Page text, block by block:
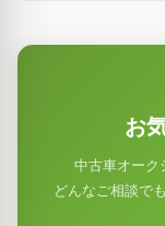
お
中古車オーク
どんなご相談で